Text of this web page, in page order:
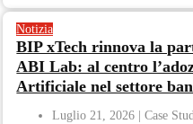
Notizia
BIP xTech rinnova la
ABI Lab: al centro
Artificiale nel settore
Luglio 21, 2026